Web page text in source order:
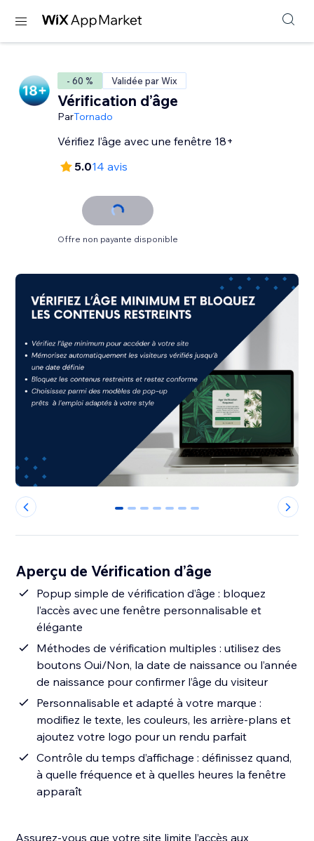
- 60 % Validée par Wix
Vérification d’âge
ParTornado
Vérifiez l’âge avec une fenêtre 18+
5.014 avis
Offre non payante disponible
0 1 2 3 4 5 6
Aperçu de Vérification d’âge
Popup simple de vérification d’âge : bloquez
l’accès avec une fenêtre personnalisable et
élégante
Méthodes de vérification multiples : utilisez des
boutons Oui/Non, la date de naissance ou l’année
de naissance pour confirmer l’âge du visiteur
Personnalisable et adapté à votre marque :
modifiez le texte, les couleurs, les arrière-plans et
ajoutez votre logo pour un rendu parfait
Contrôle du temps d’affichage : définissez quand,
à quelle fréquence et à quelles heures la fenêtre
apparaît
Assurez-vous que votre site limite l’accès aux